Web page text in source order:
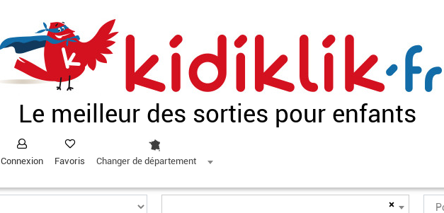
Le meilleur des sorties pour enfants
Connexion Favoris Changer de département
×